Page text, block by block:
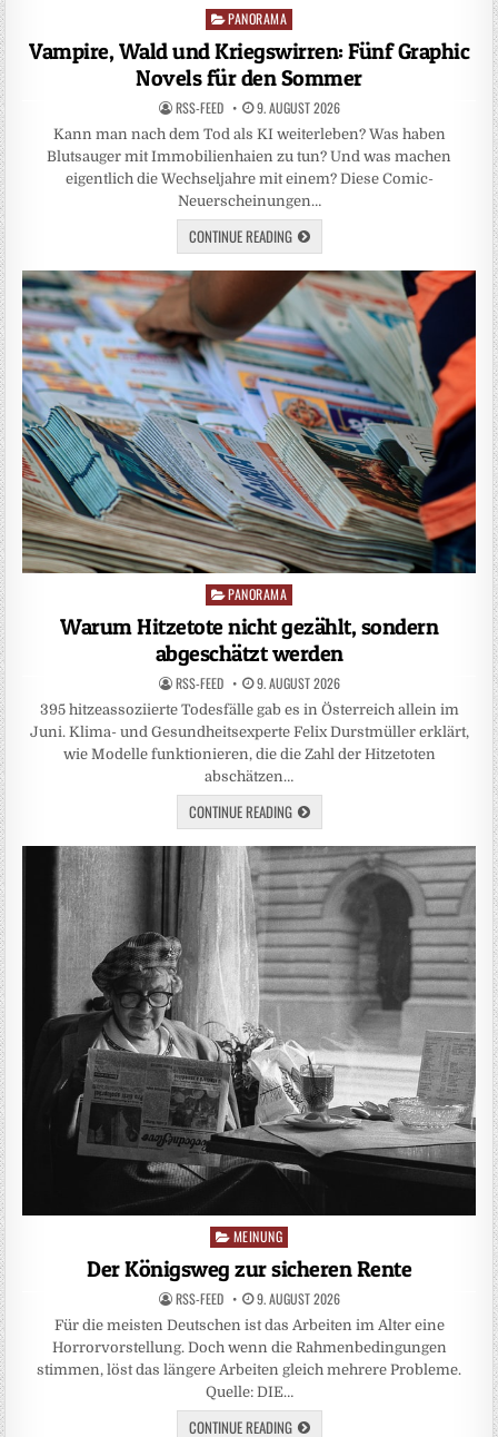
Posted
in
PANORAMA
Vampire, Wald und Kriegswirren: Fünf Graphic
Novels für den Sommer
RSS-FEED 9. AUGUST 2026
Kann man nach dem Tod als KI weiterleben? Was haben
Blutsauger mit Immobilienhaien zu tun? Und was machen
eigentlich die Wechseljahre mit einem? Diese Comic-
Neuerscheinungen…
CONTINUE READING
Posted
PANORAMA
Warum Hitzetote nicht gezählt, sondern
abgeschätzt werden
RSS-FEED 9. AUGUST 2026
395 hitzeassoziierte Todesfälle gab es in Österreich allein im
Juni. Klima- und Gesundheitsexperte Felix Durstmüller erklärt,
wie Modelle funktionieren, die die Zahl der Hitzetoten
abschätzen…
CONTINUE READING
PostedMEINUNG
Der Königsweg zur sicheren Rente
RSS-FEED 9. AUGUST 2026
Für die meisten Deutschen ist das Arbeiten im Alter eine
Horrorvorstellung. Doch wenn die Rahmenbedingungen
stimmen, löst das längere Arbeiten gleich mehrere Probleme.
Quelle: DIE…
CONTINUE READING